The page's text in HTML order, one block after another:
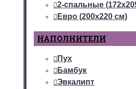
2-спальные
Евро (200х220 см)
НАПОЛНИТЕЛИ
Пух
Бамбук
Эвкалипт